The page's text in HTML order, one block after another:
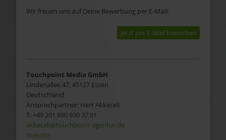
Wir freuen uns auf Deine Bewerbung per E-Mail!
Jetzt per E-Mail bewerben
Touchpoint Media GmbH
Lindenallee 47, 45127 Essen
Deutschland
Ansprechpartner: HerrAkkeceli
T: +49 201 890 930 37 01
akkeceli@touchpoint-agentur.de
Website